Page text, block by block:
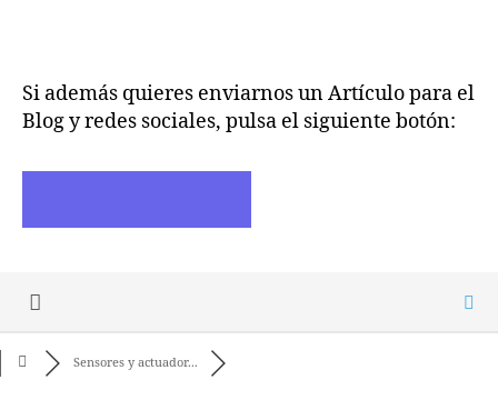
Si además quieres enviarnos un Artículo para el
Blog y redes sociales, pulsa el siguiente botón:
Sensores y actuador...